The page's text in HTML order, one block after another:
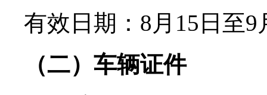
有效日期：8月15日至9
（二）车辆证件